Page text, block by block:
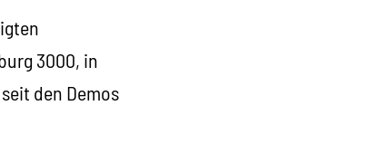
3000, in
den Demos